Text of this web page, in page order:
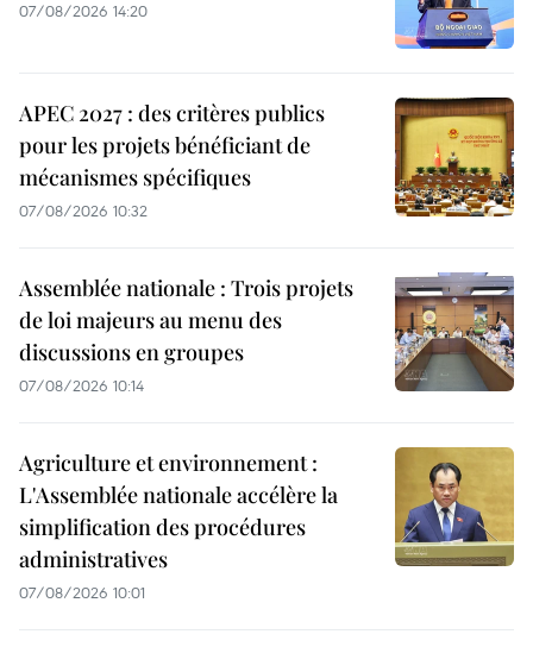
07/08/2026 14:20
APEC 2027 : des critères publics
pour les projets bénéficiant de
mécanismes spécifiques
07/08/2026 10:32
Assemblée nationale : Trois projets
de loi majeurs au menu des
discussions en groupes
07/08/2026 10:14
Agriculture et environnement :
L'Assemblée nationale accélère la
simplification des procédures
administratives
07/08/2026 10:01